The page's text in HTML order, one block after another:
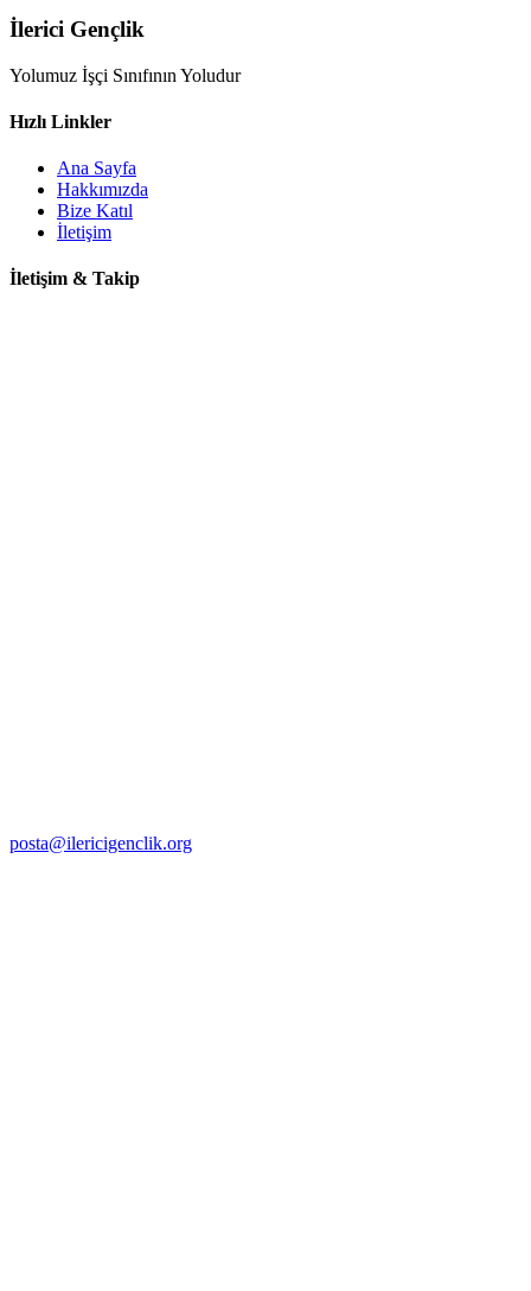
İlerici Gençlik
Yolumuz İşçi Sınıfının Yoludur
Hızlı Linkler
Ana Sayfa
Hakkımızda
Bize Katıl
İletişim
İletişim & Takip
posta@ilericigenclik.org